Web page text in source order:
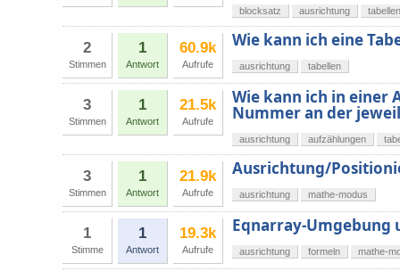
blocksatz ausrichtung tabellen
2
Stimmen
1
Antwort
60.9k
Aufrufe
Wie kann ich eine
ausrichtung tabellen
3
Stimmen
1
Antwort
21.5k
Aufrufe
Wie kann ich in einer
Nummer an der
ausrichtung aufzählungen
3
Stimmen
1
Antwort
21.9k
Aufrufe
Ausrichtung/
ausrichtung mathe-modus
1
Stimme
1
Antwort
19.3k
Aufrufe
Eqnarray-Umgebung
ausrichtung formeln mathe-